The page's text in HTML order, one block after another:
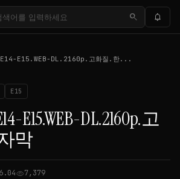
search notifications
E15.WEB-DL.2160p.고화질.한...
E15
E15.WEB-DL.2160p.고
막
visibility7,379